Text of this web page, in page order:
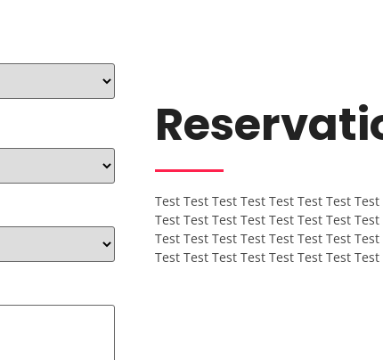
Test Test Test Test Test Test Test
Test Test Test Test Test Test Test
Test Test Test Test Test Test Test
Test Test Test Test Test Test Test Test